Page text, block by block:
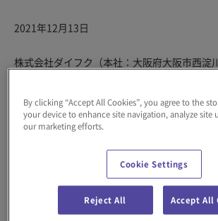
2021年12月13日
株式会社ダイフク（本社：大阪府大阪市西淀
による気候変動へ
調査において、8段階の中で最高スコア「A」
ーダーシップレベル）」に認定されました。
境貢献」を掲げており、サステナビリティ委
長:CEO）において気候変動をはじめ、さまざ
営課題を議論しています。また、気候関連情
スクフォースであるTCFD
に2019年5月に賛
By clicking “Accept All Cookies”, you agree to the
your device to enhance site navigation, analyze site
our marketing efforts.
Cookie Settings
Reject All Accept All